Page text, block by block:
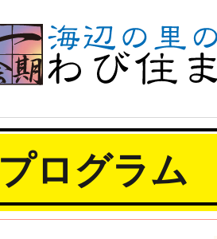
プログラム